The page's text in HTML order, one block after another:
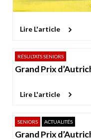
Lire L'article
RÉSULTATS SENIORS
Grand Prix
Lire L'article
SENIORS ACTUALITÉS
Grand Prix